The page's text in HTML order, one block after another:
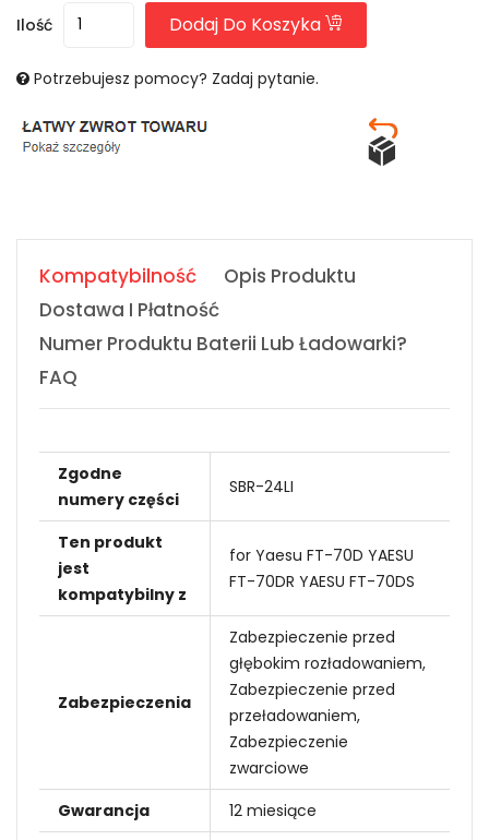
Ilość Dodaj Do Koszyka
Potrzebujesz pomocy? Zadaj pytanie.
Kompatybilność
Opis Produktu
Dostawa I Płatność
Numer Produktu Baterii Lub Ładowarki?
FAQ
Zgodne
numery części
SBR-24LI
Ten produkt
jest
kompatybilny z
for Yaesu FT-70D YAESU
FT-70DR YAESU FT-70DS
Zabezpieczenia
Zabezpieczenie przed
głębokim rozładowaniem,
Zabezpieczenie przed
przeładowaniem,
Zabezpieczenie
zwarciowe
Gwarancja
12 miesiące